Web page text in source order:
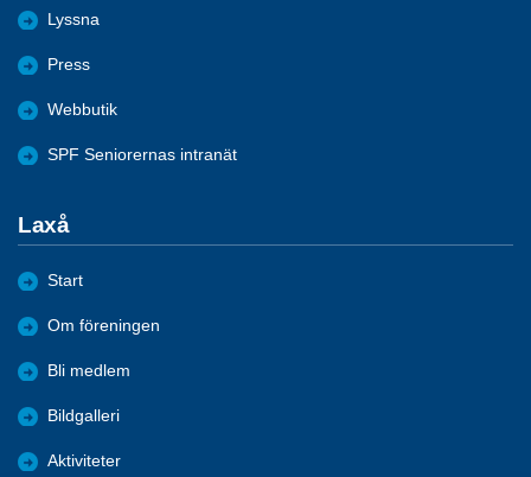
Lyssna
Press
Webbutik
SPF Seniorernas intranät
Laxå
Start
Om föreningen
Bli medlem
Bildgalleri
Aktiviteter